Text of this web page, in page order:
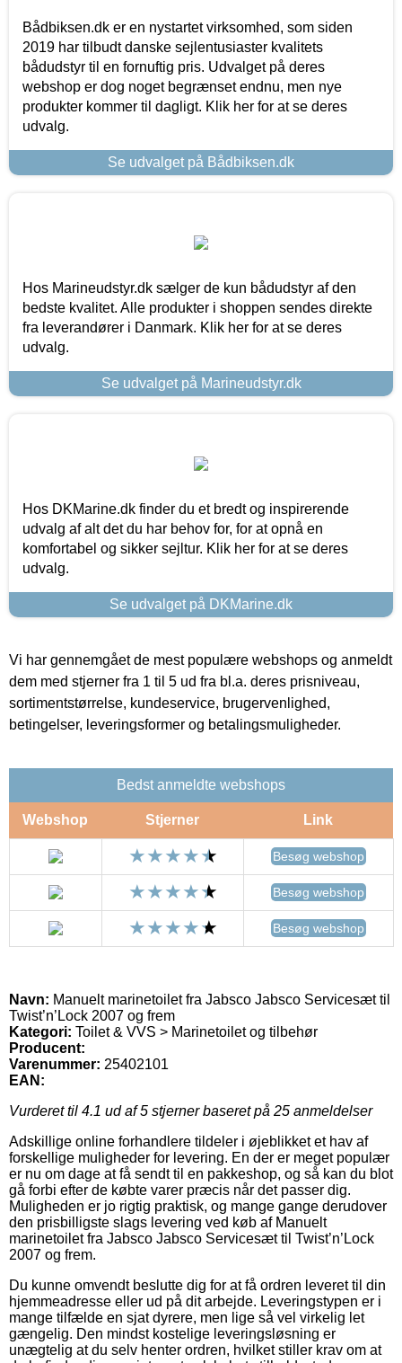
Bådbiksen.dk er en nystartet virksomhed, som siden
2019 har tilbudt danske sejlentusiaster kvalitets
bådudstyr til en fornuftig pris. Udvalget på deres
webshop er dog noget begrænset endnu, men nye
produkter kommer til dagligt. Klik her for at se deres
udvalg.
Se udvalget på Bådbiksen.dk
Hos Marineudstyr.dk sælger de kun bådudstyr af den
bedste kvalitet. Alle produkter i shoppen sendes direkte
fra leverandører i Danmark. Klik her for at se deres
udvalg.
Se udvalget på Marineudstyr.dk
Hos DKMarine.dk finder du et bredt og inspirerende
udvalg af alt det du har behov for, for at opnå en
komfortabel og sikker sejltur. Klik her for at se deres
udvalg.
Se udvalget på DKMarine.dk
Vi har gennemgået de mest populære webshops og anmeldt
dem med stjerner fra 1 til 5 ud fra bl.a. deres prisniveau,
sortimentstørrelse, kundeservice, brugervenlighed,
betingelser, leveringsformer og betalingsmuligheder.
Bedst anmeldte webshops
Webshop Stjerner Link
Besøg webshop
Besøg webshop
Besøg webshop
Navn: Manuelt marinetoilet fra Jabsco Jabsco Servicesæt til
Twist’n’Lock 2007 og frem
Kategori: Toilet & VVS > Marinetoilet og tilbehør
Producent:
Varenummer: 25402101
EAN:
Vurderet til 4.1 ud af 5 stjerner baseret på 25 anmeldelser
Adskillige online forhandlere tildeler i øjeblikket et hav af
forskellige muligheder for levering. En der er meget populær
er nu om dage at få sendt til en pakkeshop, og så kan du blot
gå forbi efter de købte varer præcis når det passer dig.
Muligheden er jo rigtig praktisk, og mange gange derudover
den prisbilligste slags levering ved køb af Manuelt
marinetoilet fra Jabsco Jabsco Servicesæt til Twist’n’Lock
2007 og frem.
Du kunne omvendt beslutte dig for at få ordren leveret til din
hjemmeadresse eller ud på dit arbejde. Leveringstypen er i
mange tilfælde en sjat dyrere, men lige så vel virkelig let
gængelig. Den mindst kostelige leveringsløsning er
unægtelig at du selv henter ordren, hvilket stiller krav om at